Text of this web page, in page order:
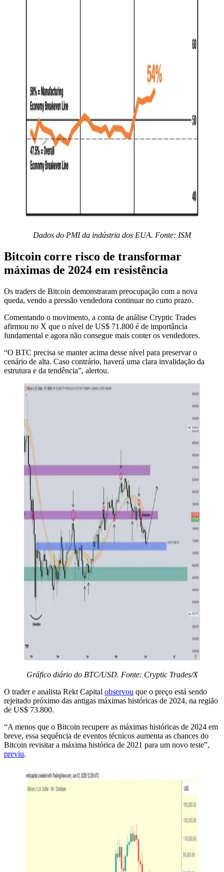
Dados do PMI da indústria dos EUA. Fonte: ISM
Bitcoin corre risco de transformar
máximas de 2024 em resistência
Os traders de Bitcoin demonstraram preocupação com a nova
queda, vendo a pressão vendedora continuar no curto prazo.
Comentando o movimento, a conta de análise Cryptic Trades
afirmou no X que o nível de US$ 71.800 é de importância
fundamental e agora não consegue mais conter os vendedores.
“O BTC precisa se manter acima desse nível para preservar o
cenário de alta. Caso contrário, haverá uma clara invalidação da
estrutura e da tendência”, alertou.
Gráfico diário do BTC/USD. Fonte: Cryptic Trades/X
O trader e analista Rekt Capital observou que o preço está sendo
rejeitado próximo das antigas máximas históricas de 2024, na região
de US$ 73.800.
“A menos que o Bitcoin recupere as máximas históricas de 2024 em
breve, essa sequência de eventos técnicos aumenta as chances do
Bitcoin revisitar a máxima histórica de 2021 para um novo teste”,
previu.